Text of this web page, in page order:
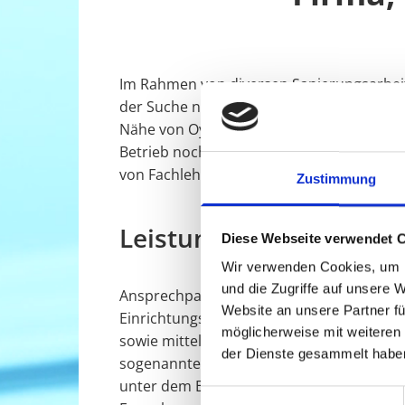
Zustimmung
Diese Webseite verwendet
Wir verwenden Cookies,
und die Zugriffe auf unsere
Website an unsere Partner
möglicherweise mit
der Dienste gesammelt
Einwilligungsauswahl
Im Rahmen von diversen
der Suche nach einem Partner, der
Nähe von Oyten stellt in dieser Hinsicht
Betrieb noch in Hemsbünde beheimatet.
von Fachlehrgängen geschult werden,
Leistungen aus dem
Ansprechpartner ist die IRTEC GmbH,
Einrichtungsgegenständen geht. Die
sowie mittels Schlauchsystemen
sogenannten Ausgleichsfeuchte des
unter dem Estrich befindet – hier kommt